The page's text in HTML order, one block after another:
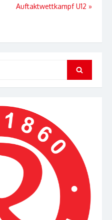
Auftaktwettkampf U12 »
Search